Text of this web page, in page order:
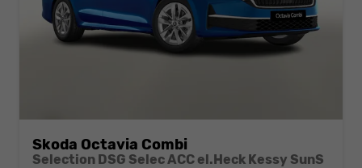
Skoda Octavia Combi
Selection DSG Selec ACC el.Heck Kessy SunS